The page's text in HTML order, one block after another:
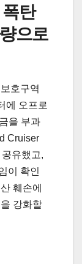
탄
으로
호구역
에 오프로
을 부과
Cruiser
유했고,
이 확인
훼손에
강화할